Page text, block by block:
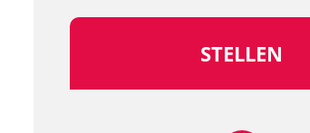
STELLEN